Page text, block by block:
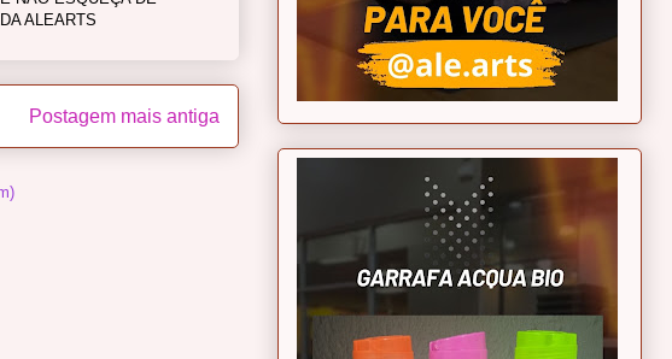
ALEARTS
Postagem mais antiga